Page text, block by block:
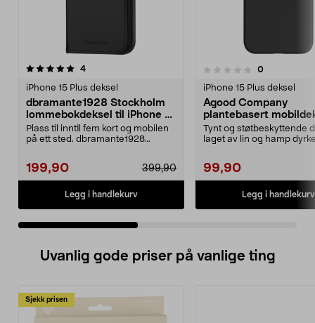
4anmeldelser
iPhone 15 Plus deksel
dbramante1928 Stockholm
lommebokdeksel til iPhone 15
Plus
Plass til inntil fem kort og mobilen
på ett sted. dbramante1928
199,90 399,90
Legg i handlekurv
0.0 av 5 stjerner 0anmeldelser
iPhone 15 Plus deksel
Agood Company
plantebasert
iPhone 15 Plus
Tynt og støtbeskyttende
laget av lin og hamp
99,90
Legg i handlekurv
4.5 av 5 stjerner
Uvanlig gode priser på vanlige ting
Sjekk prisen